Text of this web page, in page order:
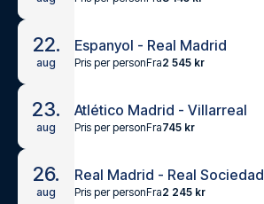
22.
aug
Espanyol - Real Madrid
Pris per personFra2 545 kr
23.
aug
Atlético Madrid - Villarreal
Pris per personFra745 kr
26.
aug
Real Madrid - Real Sociedad
Pris per personFra2 245 kr